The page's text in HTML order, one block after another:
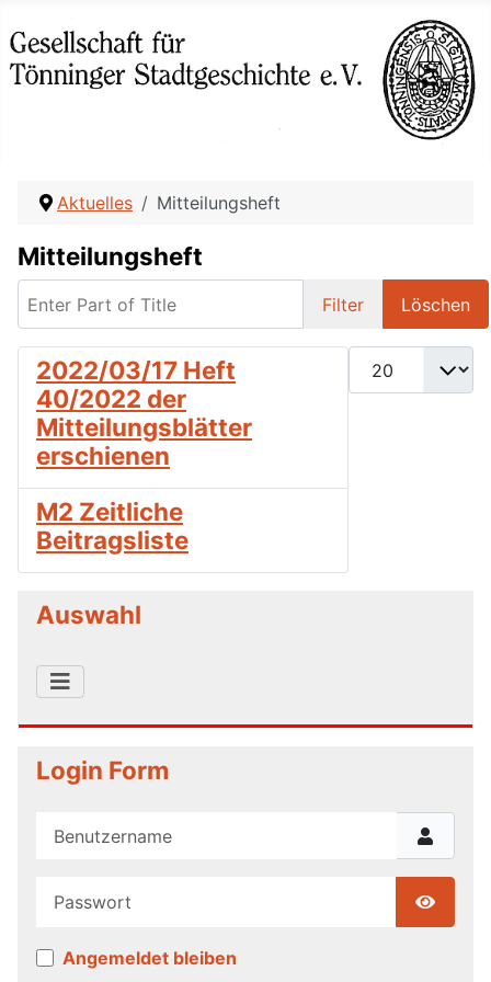
Aktuelles Mitteilungsheft
Mitteilungsheft
Filter Löschen
Anzeige #
2022/03/17 Heft
40/2022 der
Mitteilungsblätter
erschienen
M2 Zeitliche
Beitragsliste
Auswahl
Login Form
Benutzername
Show
Angemeldet bleiben